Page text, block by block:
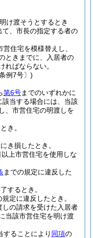
け渡そうとするとき
、市長の指定する者の
住宅を模様替えし、
ときまでに、入居者の
ればならない。
例7号〕)
第6号までのいずれかに
該当する場合には、当該
、市営住宅の明渡しを
き。
き損したとき。
上市営住宅を使用しな
までの規定に違反した
するとき。
規定に違反したとき。
の請求を受けた入居者
当該市営住宅を明け渡
することにより 同項の